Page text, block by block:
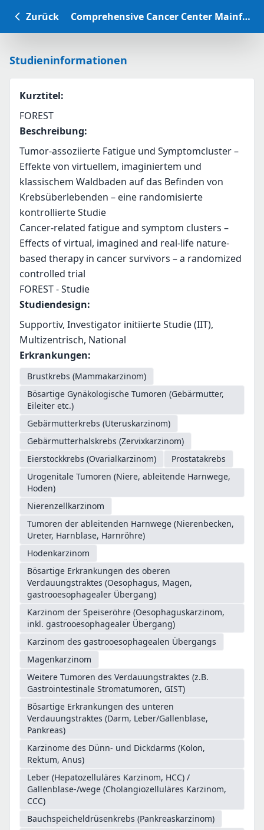
Zurück Comprehensive Cancer Center Mainfranken Studiendatenbank
Studieninformationen
Kurztitel:
FOREST
Beschreibung:
Tumor-assoziierte Fatigue und Symptomcluster –
Effekte von virtuellem, imaginiertem und
klassischem Waldbaden auf das Befinden von
Krebsüberlebenden – eine randomisierte
kontrollierte Studie
Cancer-related fatigue and symptom clusters –
Effects of virtual, imagined and real-life nature-
based therapy in cancer survivors – a randomized
controlled trial
FOREST - Studie
Studiendesign:
Supportiv, Investigator initiierte Studie (IIT),
Multizentrisch, National
Erkrankungen:
Brustkrebs (Mammakarzinom)
Bösartige Gynäkologische Tumoren (Gebärmutter,
Eileiter etc.)
Gebärmutterkrebs (Uteruskarzinom)
Gebärmutterhalskrebs (Zervixkarzinom)
Eierstockkrebs (Ovarialkarzinom)
Prostatakrebs
Urogenitale Tumoren (Niere, ableitende Harnwege,
Hoden)
Nierenzellkarzinom
Tumoren der ableitenden Harnwege (Nierenbecken,
Ureter, Harnblase, Harnröhre)
Hodenkarzinom
Bösartige Erkrankungen des oberen
Verdauungstraktes (Oesophagus, Magen,
gastrooesophagealer Übergang)
Karzinom der Speiseröhre (Oesophaguskarzinom,
inkl. gastrooesophagealer Übergang)
Karzinom des gastrooesophagealen Übergangs
Magenkarzinom
Weitere Tumoren des Verdauungstraktes (z.B.
Gastrointestinale Stromatumoren, GIST)
Bösartige Erkrankungen des unteren
Verdauungstraktes (Darm, Leber/Gallenblase,
Pankreas)
Karzinome des Dünn- und Dickdarms (Kolon,
Rektum, Anus)
Leber (Hepatozelluläres Karzinom, HCC) /
Gallenblase-/wege (Cholangiozelluläres Karzinom,
CCC)
Bauchspeicheldrüsenkrebs (Pankreaskarzinom)